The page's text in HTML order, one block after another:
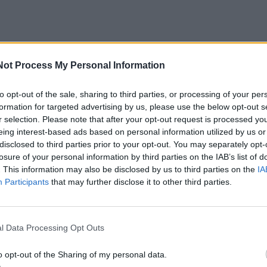
Process My Personal Information
opt-out of the sale, sharing to third parties, or processing of your
for targeted advertising by us, please use the below opt-out
selection. Please note that after your opt-out request is processed
interest-based ads based on personal information utilized by us
to third parties prior to your opt-out. You may separately
of your personal information by third parties on the IAB’s list of
This information may also be disclosed by us to third parties on the
Participants that may further disclose it to other third parties.
Data Processing Opt Outs
opt-out of the Sharing of my personal data.
vadovė Vaida Budrienė teigia, kad prekybos tinklas
etiketė „Geriausia iki“ parodo rekomendacinę datą,
yra dažnai išmetami, nors yra tinkami vartoti. Taip pat,
nenorės pirkti tokių produktų, ši normalizacija gali
maisto kiekį.
sąlygų suvienodinimas. Šiuo metu tokius produktus
– ne. Antra, didesnės galimybės įsigyti kokybiškų